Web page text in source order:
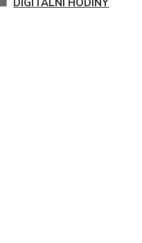
DIGITÁLNÍ HODINY